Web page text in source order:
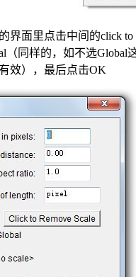
界面里点击中间的click to
（同样的，如不选Global
效），最后点击OK